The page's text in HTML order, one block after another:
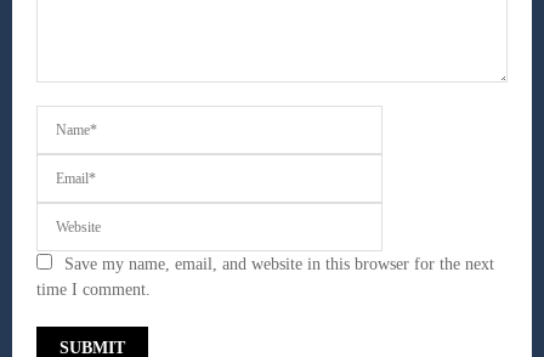
Save my name, email, and website in this browser for the next
time I comment.